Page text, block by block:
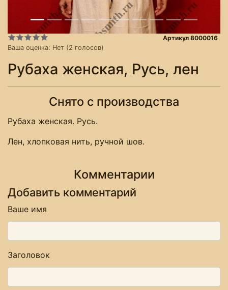
Ваша оценка: Нет (2 голосов)
Артикул 8000016
Рубаха женская, Русь, лен
Снято с производства
Рубаха женская. Русь.
Лен, хлопковая нить, ручной шов.
Комментарии
Добавить комментарий
Ваше имя
Заголовок